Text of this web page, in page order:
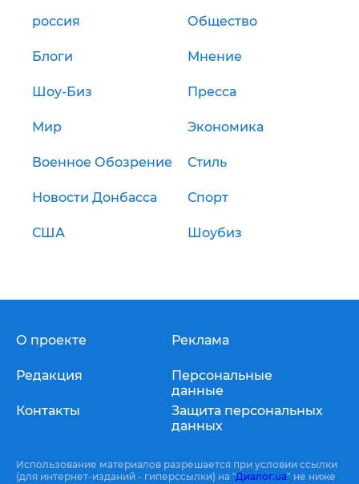
россия Общество
Блоги Мнение
Шоу-Биз Пресса
Мир Экономика
Военное Обозрение Стиль
Новости Донбасса Спорт
США Шоубиз
О проекте
Редакция
Контакты
Реклама
Персональные
данные
Защита персональных
данных
Использование материалов разрешается при условии ссылки
(для интернет-изданий - гиперссылки) на "Диалог.ua" не ниже